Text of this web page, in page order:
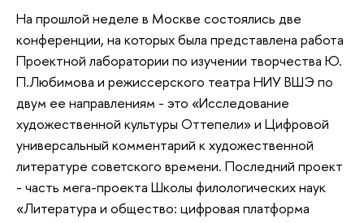
На прошлой неделе в Москве состоялись две
конференции, на которых была представлена работа
Проектной лаборатории по изучении творчества Ю.
П.Любимова и режиссерского театра НИУ ВШЭ по
двум ее направлениям - это «Исследование
художественной культуры Оттепели» и Цифровой
универсальный комментарий к художественной
литературе советского времени. Последний проект
- часть мега-проекта Школы филологических наук
«Литература и общество: цифровая платформа